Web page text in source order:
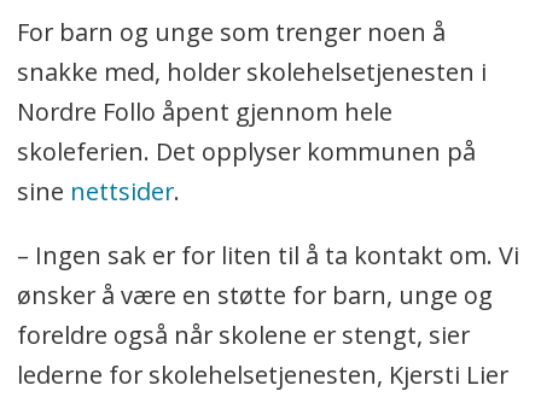
For barn og unge som trenger noen å
snakke med, holder skolehelsetjenesten i
Nordre Follo åpent gjennom hele
skoleferien. Det opplyser kommunen på
sine nettsider.
– Ingen sak er for liten til å ta kontakt om. Vi
ønsker å være en støtte for barn, unge og
foreldre også når skolene er stengt, sier
lederne for skolehelsetjenesten, Kjersti Lier